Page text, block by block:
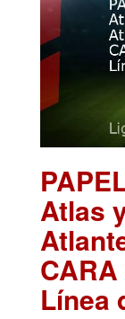
Atlas
Línea